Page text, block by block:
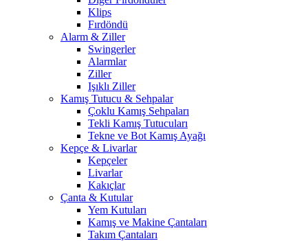
Klips
Fırdöndü
Alarm & Ziller
Swingerler
Alarmlar
Ziller
Işıklı Ziller
Kamış Tutucu & Sehpalar
Çoklu Kamış Sehpaları
Tekli Kamış Tutucuları
Tekne ve Bot Kamış Ayağı
Kepçe & Livarlar
Kepçeler
Livarlar
Kakıçlar
Çanta & Kutular
Yem Kutuları
Kamış ve Makine Çantaları
Takım Çantaları